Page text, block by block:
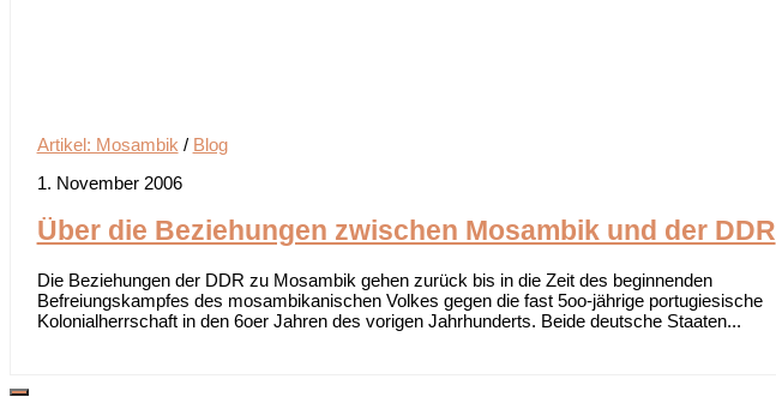
Artikel: Mosambik / Blog
1. November 2006
Über die Beziehungen zwischen Mosambik und der DDR
Die Beziehungen der DDR zu Mosambik gehen zurück bis in die Zeit des beginnenden
Befreiungskampfes des mosambikanischen Volkes gegen die fast 5oo-jährige portugiesische
Kolonialherrschaft in den 6oer Jahren des vorigen Jahrhunderts. Beide deutsche Staaten...